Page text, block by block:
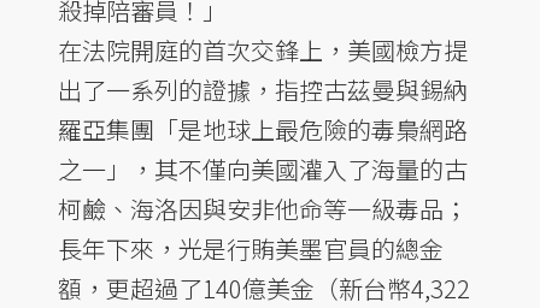
殺掉陪審員！」
在法院開庭的首次交鋒上，美國檢方提
出了一系列的證據，指控古茲曼與錫納
羅亞集團「是地球上最危險的毒梟網路
之一」，其不僅向美國灌入了海量的古
柯鹼、海洛因與安非他命等一級毒品；
長年下來，光是行賄美墨官員的總金
額，更超過了140億美金（新台幣4,322